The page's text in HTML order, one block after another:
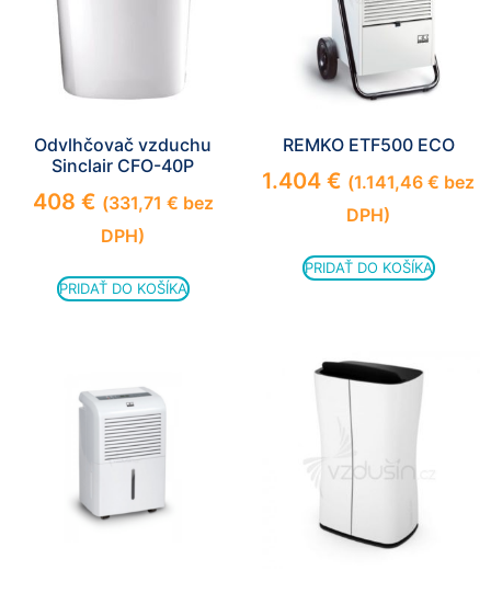
Odvlhčovač vzduchu
Sinclair CFO-40P
408 € (331,71 € bez
DPH)
PRIDAŤ DO KOŠÍKA
REMKO ETF500 ECO
1.404 € (1.141,46 € bez
DPH)
PRIDAŤ DO KOŠÍKA